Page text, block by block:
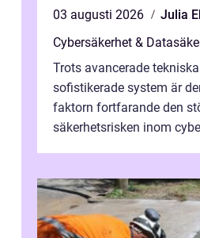
03 augusti 2026
Julia
Cybersäkerhet &
Trots avancerade
sofistikerade system är
faktorn fortfarande den
säkerhetsrisken inom